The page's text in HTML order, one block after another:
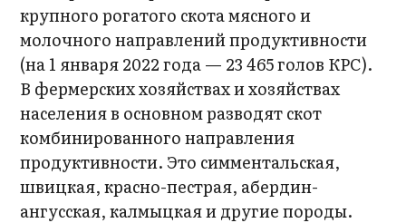
крупного рогатого скота мясного и
молочного направлений продуктивности
(на 1 января 2022 года — 23 465 голов КРС).
В фермерских хозяйствах и хозяйствах
населения в основном разводят скот
комбинированного направления
продуктивности. Это симментальская,
швицкая, красно-пестрая, абердин-
ангусская, калмыцкая и другие породы.